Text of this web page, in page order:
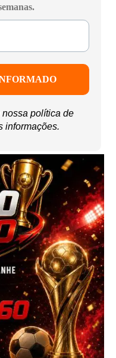
nossa política de
informações.